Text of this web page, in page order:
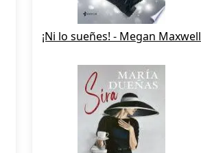
¡Ni lo sueñes! - Megan Maxwell